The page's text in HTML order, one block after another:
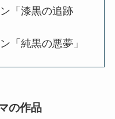
「漆黒の追跡
「純黒の悪夢」
の作品